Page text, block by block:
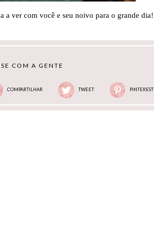
a ver com você e seu noivo para o grande dia!
COM A GENTE
COMPARTILHAR TWEET PINTEREST